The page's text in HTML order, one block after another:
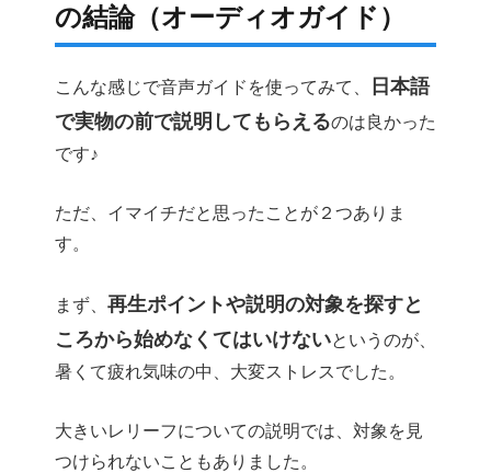
の結論（オーディオガイド）
こんな感じで音声ガイドを使ってみて、
日本語
で実物の前で説明してもらえるのは良かった
です♪
ただ、イマイチだと思ったことが２つありま
す。
まず、 再生ポイントや説明の対象を探すと
ころから始めなくてはいけないというのが、
暑くて疲れ気味の中、大変ストレスでした。
大きいレリーフについての説明では、対象を見
つけられないこともありました。